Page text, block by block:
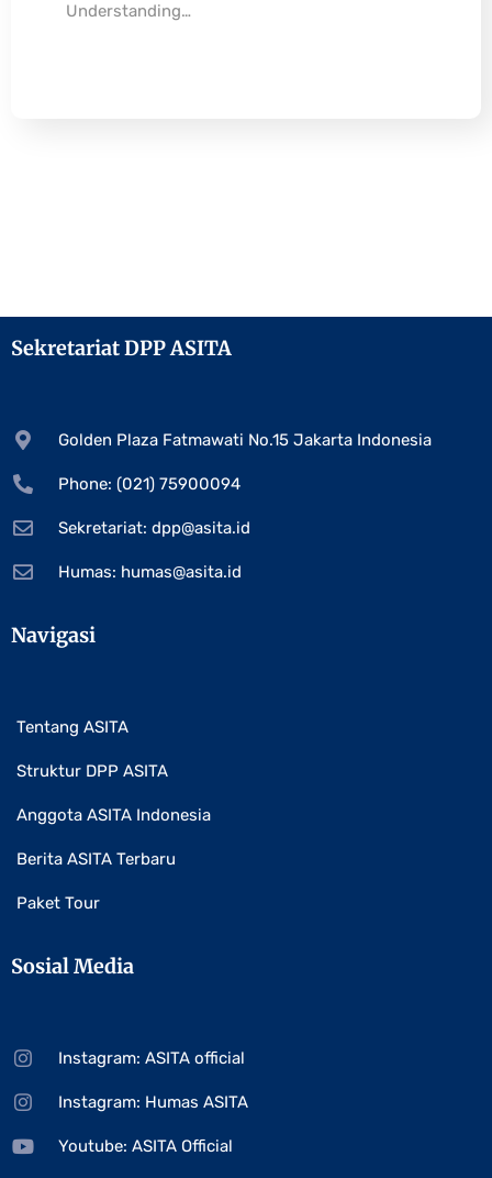
Understanding…
Sekretariat DPP ASITA
Golden Plaza Fatmawati No.15 Jakarta Indonesia
Phone: (021) 75900094
Sekretariat: dpp@asita.id
Humas: humas@asita.id
Navigasi
Tentang ASITA
Struktur DPP ASITA
Anggota ASITA Indonesia
Berita ASITA Terbaru
Paket Tour
Sosial Media
Instagram: ASITA official
Instagram: Humas ASITA
Youtube: ASITA Official